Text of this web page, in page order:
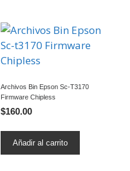
Archivos Bin Epson Sc-T3170
Firmware Chipless
$160.00
Añadir al carrito